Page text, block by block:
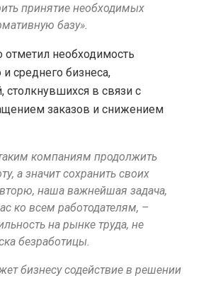
принятие необходимых
базу».
отметил необходимость
среднего бизнеса,
столкнувшихся в связи с
заказов и снижением
компаниям продолжить
а значит сохранить своих
наша важнейшая задача,
ко всем работодателям, –
на рынке труда, не
безработицы.
бизнесу содействие в решении